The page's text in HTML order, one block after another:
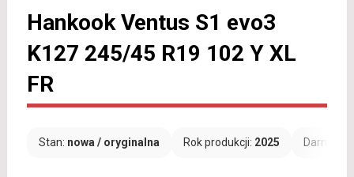
Hankook Ventus S1 evo3
K127 245/45 R19 102 Y XL
FR
Stan: nowa / oryginalna Rok produkcji: 2025